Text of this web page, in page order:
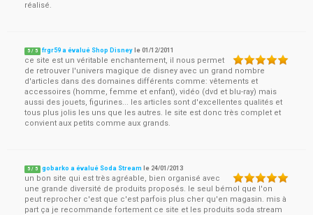
réalisé.
5 / 5 frgr59 a évalué Shop Disney le01/12/2011
ce site est un véritable enchantement, il nous permet
de retrouver l'univers magique de disney avec un grand nombre
d'articles dans des domaines différents comme: vêtements et
accessoires (homme, femme et enfant), vidéo (dvd et blu-ray) mais
aussi des jouets, figurines... les articles sont d'excellentes qualités et
tous plus jolis les uns que les autres. le site est donc très complet et
convient aux petits comme aux grands.
5 / 5 gobarko a évalué Soda Stream le 24/01/2013
un bon site qui est très agréable, bien organisé avec
une grande diversité de produits proposés. le seul bémol que l'on
peut reprocher c'est que c'est parfois plus cher qu'en magasin. mis à
part ça je recommande fortement ce site et les produits soda stream